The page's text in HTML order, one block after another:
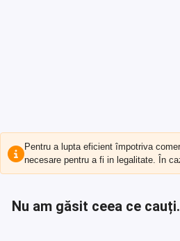
Pentru a lupta eficient împotriva
necesare pentru a fi in legalitate. În
Nu am găsit ceea ce cauți.